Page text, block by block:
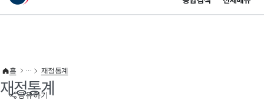
이 누리집은 대한민국 공식 전자정부 누리집입니다.
공유하기
홈 재정통계
재정통계